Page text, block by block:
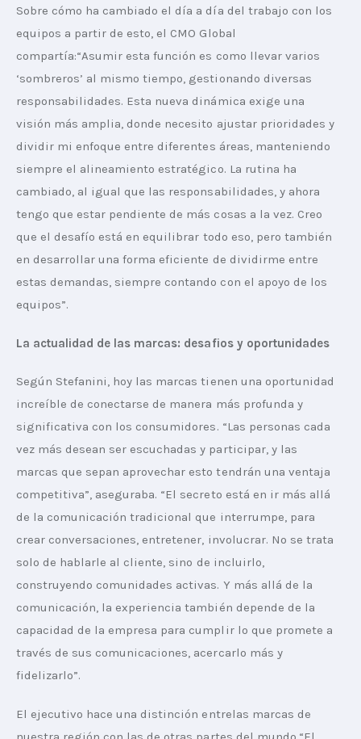
Sobre cómo ha cambiado el día a día del trabajo con los
equipos a partir de esto, el CMO Global
compartía:“Asumir esta función es como llevar varios
‘sombreros’ al mismo tiempo, gestionando diversas
responsabilidades. Esta nueva dinámica exige una
visión más amplia, donde necesito ajustar prioridades y
dividir mi enfoque entre diferentes áreas, manteniendo
siempre el alineamiento estratégico. La rutina ha
cambiado, al igual que las responsabilidades, y ahora
tengo que estar pendiente de más cosas a la vez. Creo
que el desafío está en equilibrar todo eso, pero también
en desarrollar una forma eficiente de dividirme entre
estas demandas, siempre contando con el apoyo de los
equipos”.
La actualidad de las marcas: desafios y oportunidades
Según Stefanini, hoy las marcas tienen una oportunidad
increíble de conectarse de manera más profunda y
significativa con los consumidores. “Las personas cada
vez más desean ser escuchadas y participar, y las
marcas que sepan aprovechar esto tendrán una ventaja
competitiva”, aseguraba. “El secreto está en ir más allá
de la comunicación tradicional que interrumpe, para
crear conversaciones, entretener, involucrar. No se trata
solo de hablarle al cliente, sino de incluirlo,
construyendo comunidades activas. Y más allá de la
comunicación, la experiencia también depende de la
capacidad de la empresa para cumplir lo que promete a
través de sus comunicaciones, acercarlo más y
fidelizarlo”.
El ejecutivo hace una distinción entrelas marcas de